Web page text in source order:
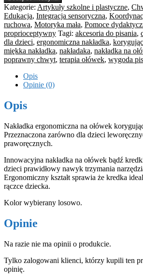
Kategorie: Artykuły szkolne i plastyczne,
Edukacja, Integracja sensoryczna,
ruchowa, Motoryka mała, Pomoce
proprioceptywny Tagi: akcesoria do pisania,
dla dzieci, ergonomiczna nakładka,
miękka nakładka, nakładaka, nakładka na
poprawny chwyt, terapia ołówek, wygoda
Opis
Opinie (0)
Opis
Nakładka ergonomiczna na ołówek
Przeznaczona zarówno dla dzieci
praworęcznych.
Innowacyjna nakładka na ołówek bądź
dzieci prawidłowy nawyk trzymania
Ergonomiczny kształt sprawia że kredka
rączce dziecka.
Kolor wybierany losowo.
Opinie
Na razie nie ma opinii o produkcie.
Tylko zalogowani klienci, którzy kupili ten
opinię.